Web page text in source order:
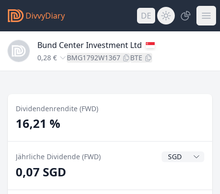
DivvyDiary DE
Bund Center Investment Ltd
0,28 € BMG1792W1367 BTE
Dividendenrendite (FWD)
16,21 %
Jährliche Dividende (FWD)
0,07 SGD